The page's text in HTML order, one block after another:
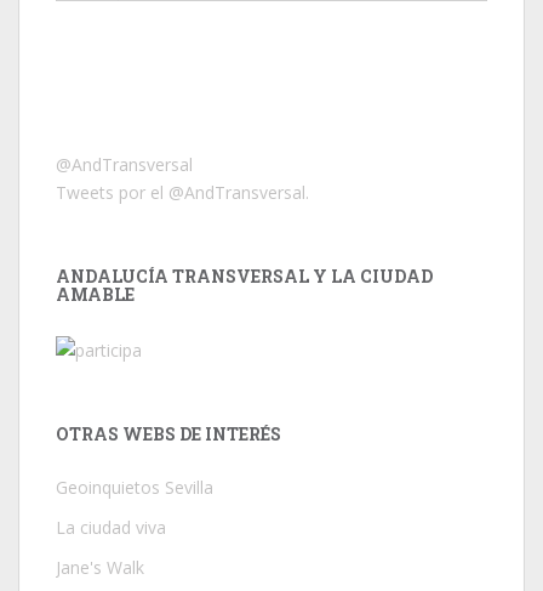
@AndTransversal
Tweets por el @AndTransversal.
ANDALUCÍA TRANSVERSAL Y LA CIUDAD
AMABLE
OTRAS WEBS DE INTERÉS
Geoinquietos Sevilla
La ciudad viva
Jane's Walk